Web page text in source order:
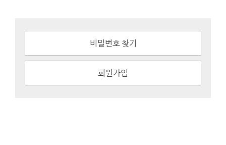
비밀번호 찾기
회원가입